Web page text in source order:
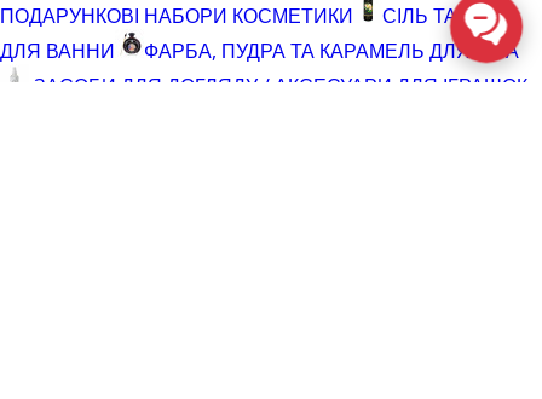
ПОДАРУНКОВІ НАБОРИ КОСМЕТИКИ
СІЛЬ ТА ПІНА
ДЛЯ ВАННИ
ФАРБА, ПУДРА ТА КАРАМЕЛЬ ДЛЯ ТІЛА
ЗАСОБИ ДЛЯ ДОГЛЯДУ / АКСЕСУАРИ ДЛЯ ІГРАШОК